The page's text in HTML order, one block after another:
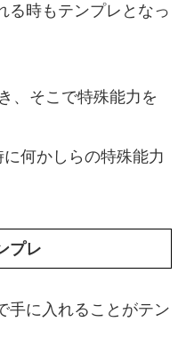
る時もテンプレとなっ
、そこで特殊能力を
何かしらの特殊能力
プレ
手に入れることがテン